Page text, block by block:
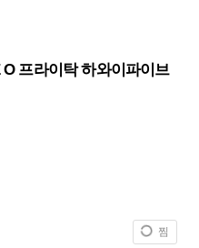
O 프라이탁 하와이파이브
찜